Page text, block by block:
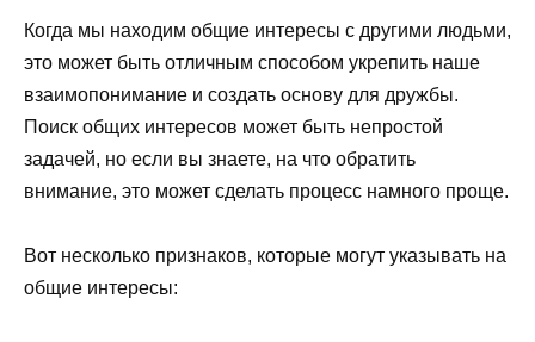
Когда мы находим общие интересы с другими людьми,
это может быть отличным способом укрепить наше
взаимопонимание и создать основу для дружбы.
Поиск общих интересов может быть непростой
задачей, но если вы знаете, на что обратить
внимание, это может сделать процесс намного проще.
Вот несколько признаков, которые могут указывать на
общие интересы: